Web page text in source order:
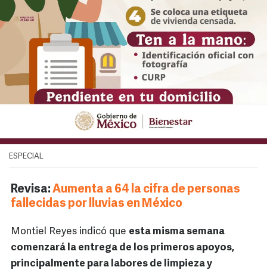
ESPECIAL
Revisa: Aumenta a 64 la cifra de personas
fallecidas por lluvias en México
Montiel Reyes indicó que esta misma semana
comenzará la entrega de los primeros apoyos,
principalmente para labores de limpieza y